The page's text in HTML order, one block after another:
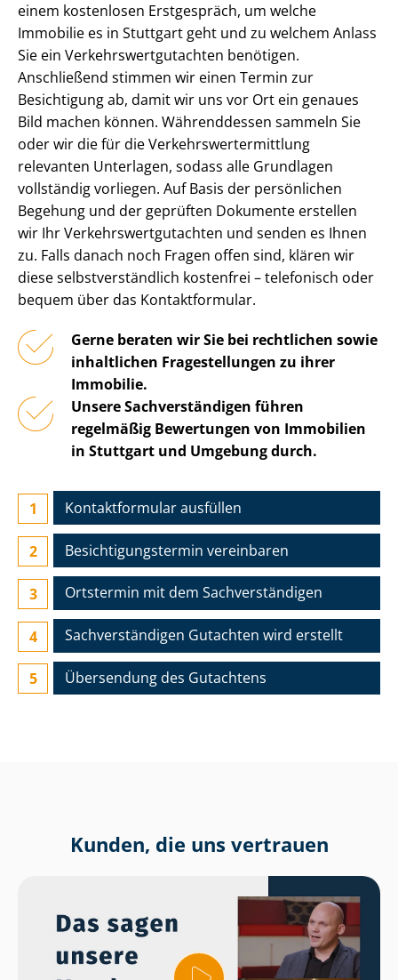
einem kostenlosen Erstgespräch, um welche
Immobilie es in Stuttgart geht und zu welchem Anlass
Sie ein Ver­kehrs­wert­gut­ach­ten benötigen.
Anschließend stimmen wir einen Termin zur
Besichtigung ab, damit wir uns vor Ort ein genaues
Bild machen können. Währenddessen sammeln Sie
oder wir die für die Ver­kehrs­wert­ermitt­lung
relevanten Unterlagen, sodass alle Grundlagen
vollständig vorliegen. Auf Basis der persönlichen
Begehung und der geprüften Dokumente erstellen
wir Ihr Ver­kehrs­wert­gut­ach­ten und senden es Ihnen
zu. Falls danach noch Fragen offen sind, klären wir
diese selbst­ver­ständ­lich kostenfrei – telefonisch oder
bequem über das Kontaktformular.
Gerne beraten wir Sie bei rechtlichen sowie
inhaltlichen Fragestellungen zu ihrer
Immobilie.
Unsere Sach­ver­stän­di­gen führen
regelmäßig Bewertungen von Immobilien
in Stuttgart und Umgebung durch.
Kontaktformular ausfüllen
Besichtigungs­termin vereinbaren
Ortstermin mit dem Sach­ver­stän­di­gen
Sach­ver­stän­di­gen Gutachten wird erstellt
Übersendung des Gutachtens
Kunden, die uns vertrauen